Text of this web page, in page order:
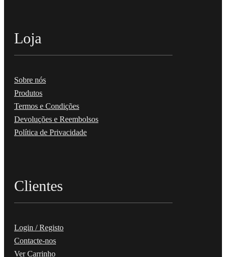
Loja
Sobre nós
Produtos
Termos e Condições
Devoluções e Reembolsos
Política de Privacidade
Clientes
Login / Registo
Contacte-nos
Ver Carrinho